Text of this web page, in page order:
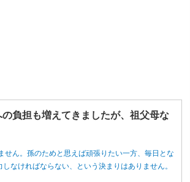
負担も増えてきましたが、祖父母な
ん。孫のためと思えば頑張りたい一方、毎日とな
なければならない、という決まりはありません。